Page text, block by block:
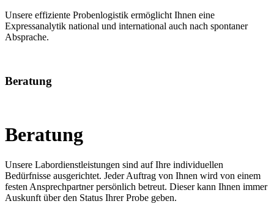
Unsere effiziente Probenlogistik ermöglicht Ihnen eine
Expressanalytik national und international auch nach spontaner
Absprache.
Beratung
Beratung
Unsere Labordienstleistungen sind auf Ihre individuellen
Bedürfnisse ausgerichtet. Jeder Auftrag von Ihnen wird von einem
festen Ansprechpartner persönlich betreut. Dieser kann Ihnen immer
Auskunft über den Status Ihrer Probe geben.